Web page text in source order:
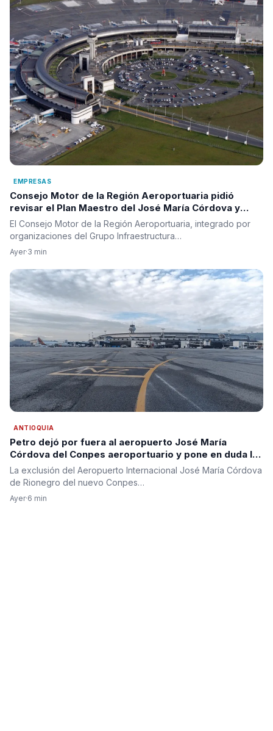
EMPRESAS
Consejo Motor de la Región Aeroportuaria pidió
revisar el Plan Maestro del José María Córdova y
reclamó una visión integral para la infraestructura
aérea del país
El Consejo Motor de la Región Aeroportuaria, integrado por
organizaciones del Grupo Infraestructura…
Ayer·3 min
ANTIOQUIA
Petro dejó por fuera al aeropuerto José María
Córdova del Conpes aeroportuario y pone en duda la
segunda pista para Antioquia
La exclusión del Aeropuerto Internacional José María Córdova
de Rionegro del nuevo Conpes…
Ayer·6 min